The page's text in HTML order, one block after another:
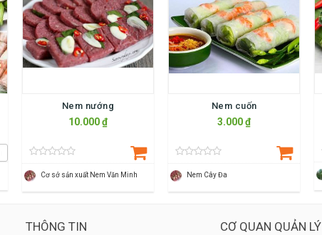
Nem nướng
10.000 ₫
Cơ sở sản xuất Nem Văn Minh
Nem cuốn
3.000 ₫
Nem Cây Đa
THÔNG TIN CƠ QUAN QUẢN LÝ